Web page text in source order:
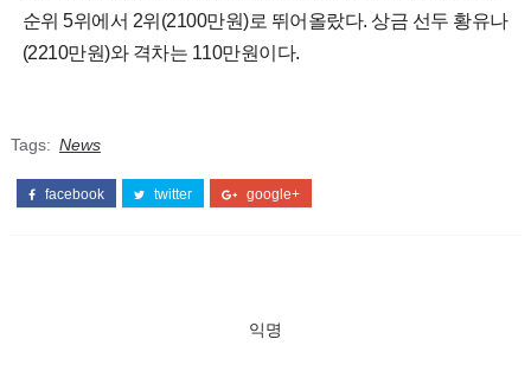
순위 5위에서 2위(2100만원)로 뛰어올랐다. 상금 선두 황유나
(2210만원)와 격차는 110만원이다.
Tags: News
facebook twitter google+
익명